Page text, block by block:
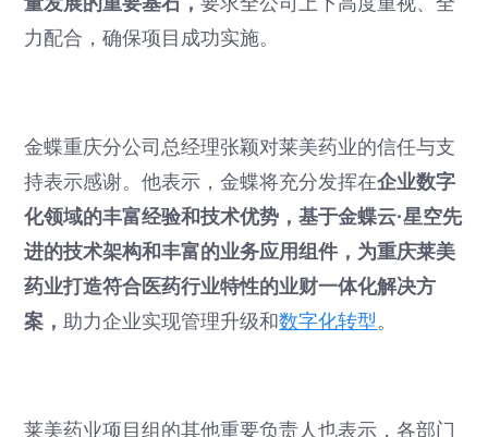
力配合，确保项目成功实施。
金蝶重庆分公司总经理张颖对莱美药业的信任与支
持表示感谢。他表示，金蝶将充分发挥在企业数字
化领域的丰富经验和技术优势，基于金蝶云·星空先
进的技术架构和丰富的业务应用组件，为重庆莱美
药业打造符合医药行业特性的业财一体化解决方
案， 助力企业实现管理升级和数字化转型 。
莱美药业项目组的其他重要负责人也表示，各部门